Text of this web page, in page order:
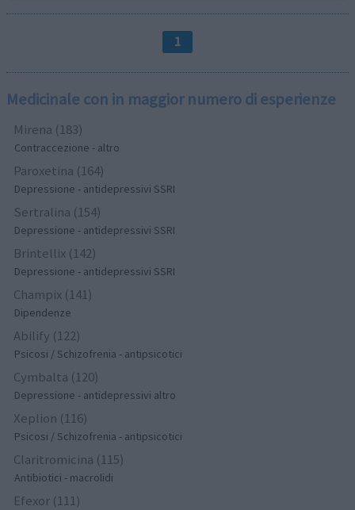
1
Medicinale con in maggior numero di esperienze
Mirena (183)
Contraccezione - altro
Paroxetina (164)
Depressione - antidepressivi SSRI
Sertralina (154)
Depressione - antidepressivi SSRI
Brintellix (142)
Depressione - antidepressivi SSRI
Champix (141)
Dipendenze
Abilify (122)
Psicosi / Schizofrenia - antipsicotici
Cymbalta (120)
Depressione - antidepressivi altro
Xeplion (116)
Psicosi / Schizofrenia - antipsicotici
Claritromicina (115)
Antibiotici - macrolidi
Efexor (111)